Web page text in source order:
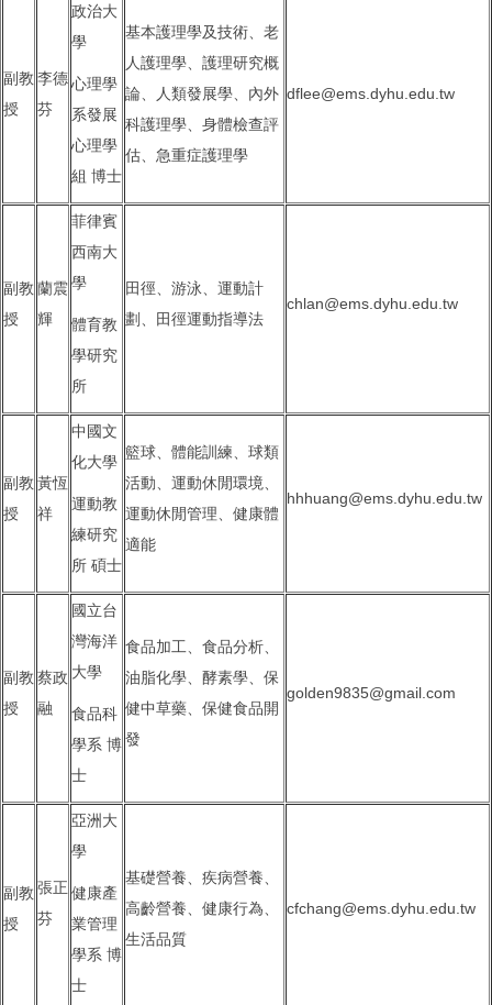
副教
授
李德
芬
政治大
學
心理學
系發展
心理學
組 博士
基本護理學及技術、老
人護理學、護理研究概
論、人類發展學、內外
科護理學、身體檢查評
估、急重症護理學
dflee@ems.dyhu.edu.tw
副教
授
蘭震
輝
菲律賓
西南大
學
體育教
學研究
所
田徑、游泳、運動計
劃、田徑運動指導法
chlan@ems.dyhu.edu.tw
副教
授
黃恆
祥
中國文
化大學
運動教
練研究
所 碩士
籃球、體能訓練、球類
活動、運動休閒環境、
運動休閒管理、健康體
適能
hhhuang@ems.dyhu.edu.tw
副教
授
蔡政
融
國立台
灣海洋
大學
食品科
學系 博
士
食品加工、食品分析、
油脂化學、酵素學、保
健中草藥、保健食品開
發
golden9835@gmail.com
副教
授
張正
芬
亞洲大
學
健康產
業管理
學系 博
士
基礎營養、疾病營養、
高齡營養、健康行為、
生活品質
cfchang@ems.dyhu.edu.tw